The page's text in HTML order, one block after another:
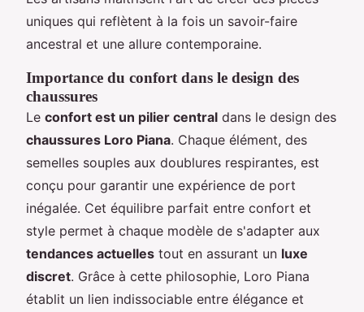
uniques qui reflètent à la fois un savoir-faire
ancestral et une allure contemporaine.
Importance du confort dans le design des
chaussures
Le confort est un pilier central dans le design des
chaussures Loro Piana. Chaque élément, des
semelles souples aux doublures respirantes, est
conçu pour garantir une expérience de port
inégalée. Cet équilibre parfait entre confort et
style permet à chaque modèle de s'adapter aux
tendances actuelles tout en assurant un luxe
discret. Grâce à cette philosophie, Loro Piana
établit un lien indissociable entre élégance et